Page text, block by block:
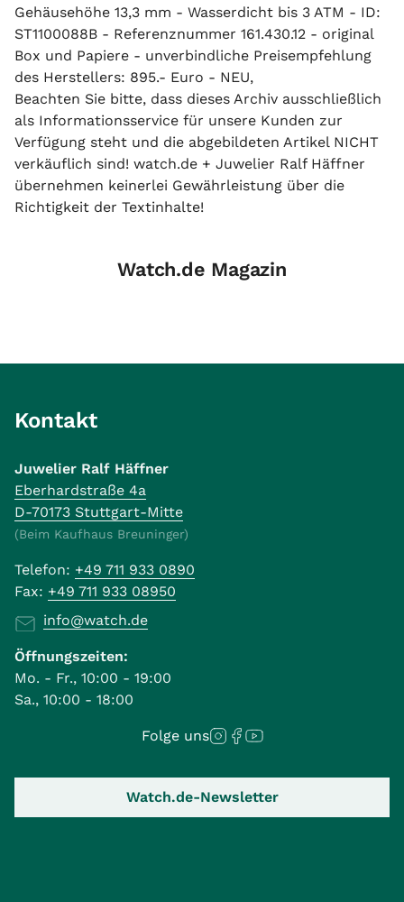
Gehäusehöhe 13,3 mm - Wasserdicht bis 3 ATM - ID:
ST1100088B - Referenznummer 161.430.12 - original
Box und Papiere - unverbindliche Preisempfehlung
des Herstellers: 895.- Euro - NEU,
Beachten Sie bitte, dass dieses Archiv ausschließlich
als Informationsservice für unsere Kunden zur
Verfügung steht und die abgebildeten Artikel NICHT
verkäuflich sind! watch.de + Juwelier Ralf Häffner
übernehmen keinerlei Gewährleistung über die
Richtigkeit der Textinhalte!
Watch.de Magazin
Kontakt
Juwelier Ralf Häffner
Eberhardstraße 4a
D-70173 Stuttgart-Mitte
(Beim Kaufhaus Breuninger)
Telefon: +49 711 933 0890
Fax: +49 711 933 08950
info@watch.de
Öffnungszeiten:
Mo. - Fr., 10:00 - 19:00
Sa., 10:00 - 18:00
Folge uns
Watch.de-Newsletter